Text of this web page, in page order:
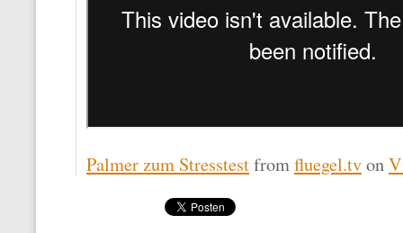
Palmer zum Stresstestfromfluegel.tvon